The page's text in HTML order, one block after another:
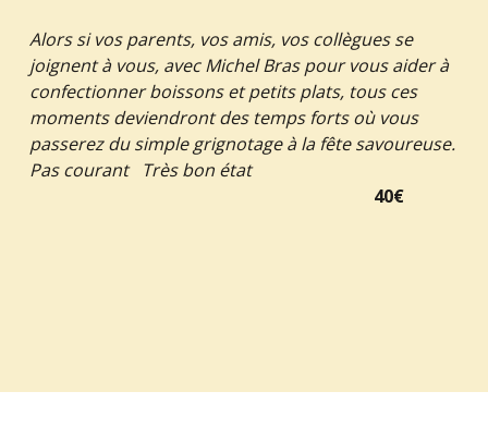
Alors si vos parents, vos amis, vos collègues se
joignent à vous, avec Michel Bras pour vous aider à
confectionner boissons et petits plats, tous ces
moments deviendront des temps forts où vous
passerez du simple grignotage à la fête savoureuse.
Pas courant Très bon état
40€